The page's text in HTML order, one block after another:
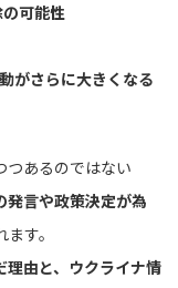
可能性
がさらに大きくなる
つあるのではない
発言や政策決定が為
す。
理由と、ウクライナ情